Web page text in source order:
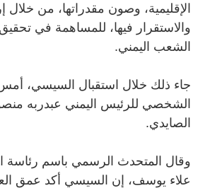
الإقليمية، وصون مقدراتها، من خلال
والاستقرار فيها، للمساهمة في
الشعب اليمني.
جاء ذلك خلال استقبال السيسي،
الشخصي للرئيس اليمني عبدربه
الصايدي.
وقال المتحدث الرسمي باسم رئاسة
علاء يوسف، إن السيسي أكد عمق